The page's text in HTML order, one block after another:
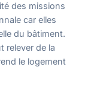
des missions
car elles
du bâtiment.
relever de la
le logement